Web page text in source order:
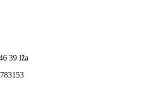
39 Iža